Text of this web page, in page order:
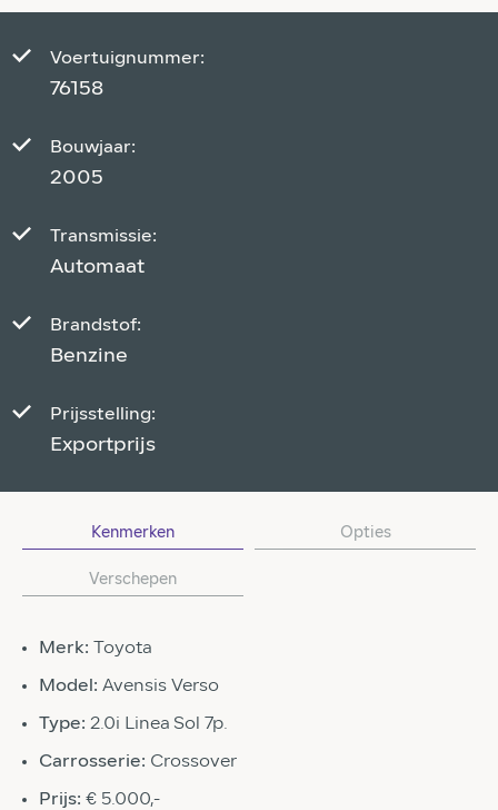
Voertuignummer:
76158
Bouwjaar:
2005
Transmissie:
Automaat
Brandstof:
Benzine
Prijsstelling:
Exportprijs
Kenmerken Opties
Verschepen
Merk: Toyota
Model: Avensis Verso
Type: 2.0i Linea Sol 7p.
Carrosserie: Crossover
Prijs: € 5.000,-